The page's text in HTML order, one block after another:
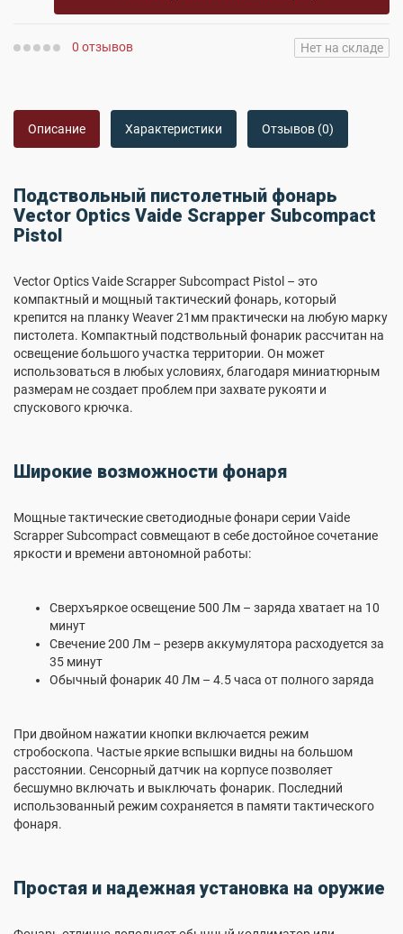
0 отзывов Нет на складе
Описание Характеристики Отзывов (0)
Подствольный пистолетный фонарь
Vector Optics Vaide Scrapper Subcompact
Pistol
Vector Optics Vaide Scrapper Subcompact Pistol – это
компактный и мощный тактический фонарь, который
крепится на планку Weaver 21мм практически на любую марку
пистолета. Компактный подствольный фонарик рассчитан на
освещение большого участка территории. Он может
использоваться в любых условиях, благодаря миниатюрным
размерам не создает проблем при захвате рукояти и
спускового крючка.
Широкие возможности фонаря
Мощные тактические светодиодные фонари серии Vaide
Scrapper Subcompact совмещают в себе достойное сочетание
яркости и времени автономной работы:
Сверхъяркое освещение 500 Лм – заряда хватает на 10
минут
Свечение 200 Лм – резерв аккумулятора расходуется за
35 минут
Обычный фонарик 40 Лм – 4.5 часа от полного заряда
При двойном нажатии кнопки включается режим
стробоскопа. Частые яркие вспышки видны на большом
расстоянии. Сенсорный датчик на корпусе позволяет
бесшумно включать и выключать фонарик. Последний
использованный режим сохраняется в памяти тактического
фонаря.
Простая и надежная установка на оружие